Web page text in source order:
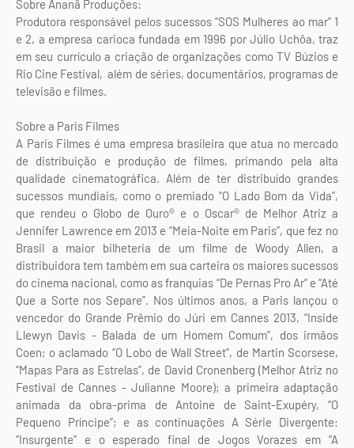
Sobre Ananã Produções:
Produtora responsável pelos sucessos “SOS Mulheres ao mar” 1
e 2, a empresa carioca fundada em 1996 por Júlio Uchôa, traz
em seu currículo a criação de organizações como TV Búzios e
Rio Cine Festival, além de séries, documentários, programas de
televisão e filmes.
Sobre a Paris Filmes
A Paris Filmes é uma empresa brasileira que atua no mercado
de distribuição e produção de filmes, primando pela alta
qualidade cinematográfica. Além de ter distribuído grandes
sucessos mundiais, como o premiado “O Lado Bom da Vida”,
que rendeu o Globo de Ouro® e o Oscar® de Melhor Atriz a
Jennifer Lawrence em 2013 e “Meia-Noite em Paris”, que fez no
Brasil a maior bilheteria de um filme de Woody Allen, a
distribuidora tem também em sua carteira os maiores sucessos
do cinema nacional, como as franquias “De Pernas Pro Ar” e “Até
Que a Sorte nos Separe”. Nos últimos anos, a Paris lançou o
vencedor do Grande Prêmio do Júri em Cannes 2013, “Inside
Llewyn Davis - Balada de um Homem Comum”, dos irmãos
Coen; o aclamado “O Lobo de Wall Street”, de Martin Scorsese,
“Mapas Para as Estrelas”, de David Cronenberg (Melhor Atriz no
Festival de Cannes - Julianne Moore); a primeira adaptação
animada da obra-prima de Antoine de Saint-Exupéry, “O
Pequeno Príncipe”; e as continuações A Série Divergente:
“Insurgente” e o esperado final de Jogos Vorazes em “A